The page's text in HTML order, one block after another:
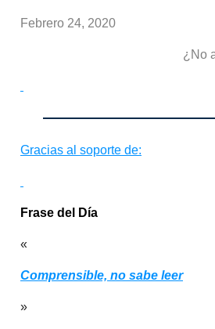
Febrero 24, 2020
¿No
Gracias al soporte de:
Frase del Día
«
Comprensible, no sabe leer
»